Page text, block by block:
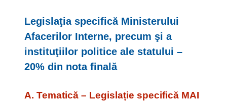
Legislaţia specifică Ministerului
Afacerilor Interne, precum şi a
instituţiilor politice ale statului –
20% din nota finală
A. Tematică – Legislație specifică MAI